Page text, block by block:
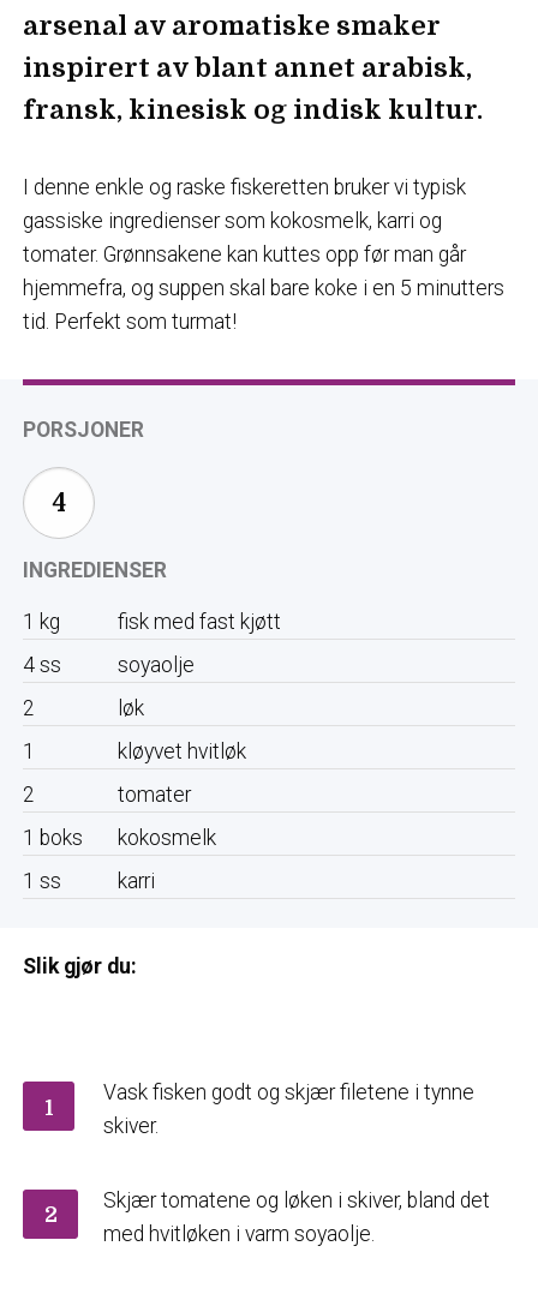
arsenal av aromatiske smaker
inspirert av blant annet arabisk,
fransk, kinesisk og indisk kultur.
I denne enkle og raske fiskeretten bruker vi typisk
gassiske ingredienser som kokosmelk, karri og
tomater. Grønnsakene kan kuttes opp før man går
hjemmefra, og suppen skal bare koke i en 5 minutters
tid. Perfekt som turmat!
PORSJONER
INGREDIENSER
1 kg
fisk med fast kjøtt
4 ss
soyaolje
2
løk
1
kløyvet hvitløk
2
tomater
1 boks
kokosmelk
1 ss karri
Slik gjør du:
1
Vask fisken godt og skjær filetene i tynne
skiver.
2
Skjær tomatene og løken i skiver, bland det
med hvitløken i varm soyaolje.